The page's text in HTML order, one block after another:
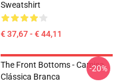
Sweatshirt
€ 37,67 - € 44,11
The Front Bottoms - Camisa
Clássica Branca
-20%